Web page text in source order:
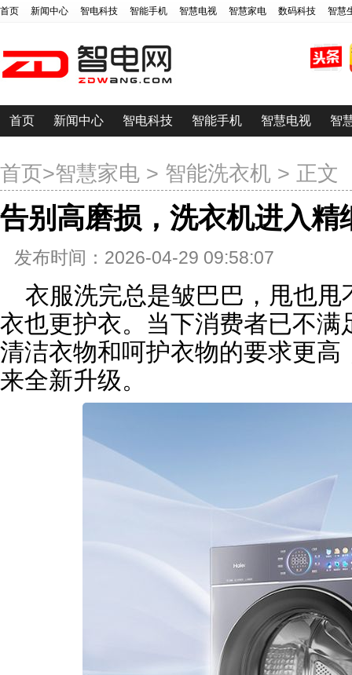
首页 新闻中心 智电科技 智能手机 智慧电视 智慧家电 数码科技 智慧
首页 新闻中心 智电科技 智能手机 智慧电视 智
首页>智慧家电 > 智能洗衣机 > 正文
告别高磨损，洗衣机进入精
发布时间：2026-04-29 09:58:07
衣服洗完总是皱巴巴，甩也
衣也更护衣。当下消费者已不
清洁衣物和呵护衣物的要求更
来全新升级。